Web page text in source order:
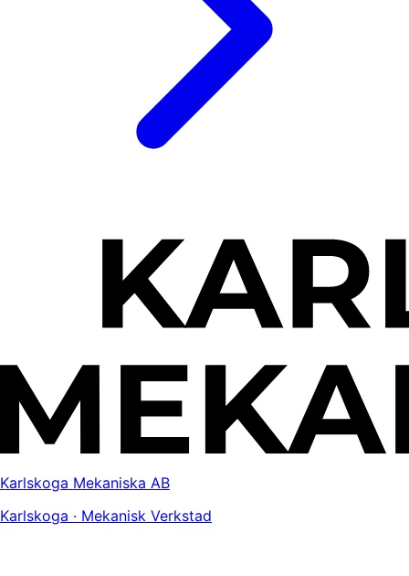
Karlskoga Mekaniska AB
Karlskoga · Mekanisk Verkstad